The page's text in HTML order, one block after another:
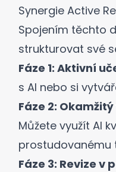
Synergie Active
Spojením těchto
strukturovat své
Fáze 1: Aktivní
s AI nebo si
Fáze 2:
Můžete využít AI
prostudovanému
Fáze 3: Revize v